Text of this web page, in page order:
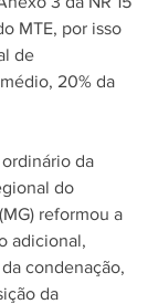
MTE, por isso
de
20% da
da
do
reformou a
adicional,
condenação,
da